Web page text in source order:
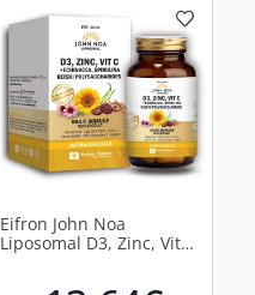
Eifron John Noa
Liposomal D3, Zinc, Vit